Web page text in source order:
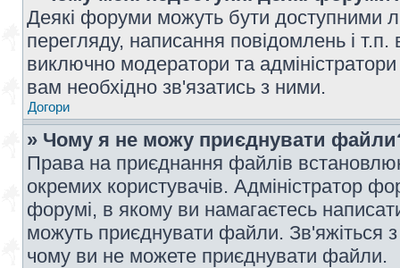
Деякі форуми можуть бути доступними
перегляду, написання повідомлень і
виключно модератори та
вам необхідно зв'язатись з ними.
Догори
» Чому я не можу приєднувати
Права на приєднання файлів
окремих користувачів. Адміністратор
форумі, в якому ви намагаєтесь
можуть приєднувати файли. Зв'яжіться
чому ви не можете приєднувати файли.